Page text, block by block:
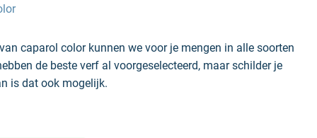
caparol color kunnen we voor je mengen in alle soorten
de beste verf al voorgeselecteerd, maar schilder je
is dat ook mogelijk.